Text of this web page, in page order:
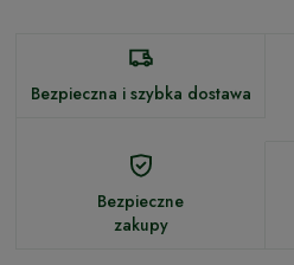
Bezpieczna i szybka dostawa
Bezpieczne
zakupy